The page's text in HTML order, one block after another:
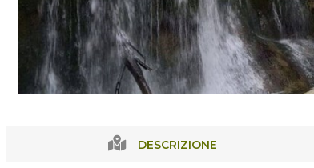
DESCRIZIONE